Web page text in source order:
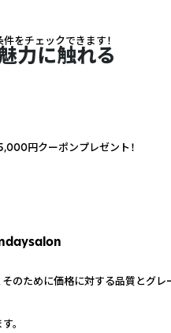
力に触れる
のために価格に対する品質とグレ
。
をチェックできます！
円クーポンプレゼント！